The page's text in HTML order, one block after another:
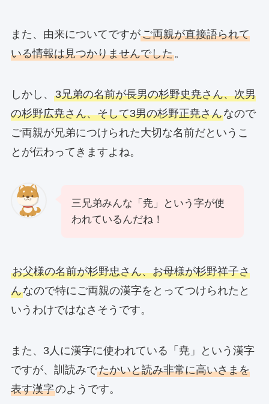
また、由来についてですがご両親が直接語られて
いる情報は見つかりませんでした。
しかし、 3兄弟の名前が長男の杉野史尭さん、次男
の杉野広尭さん、そして3男の杉野正尭さんなので
ご両親が兄弟につけられた大切な名前だというこ
とが伝わってきますよね。
三兄弟みんな「尭」という字が使
われているんだね！
お父様の名前が杉野忠さん、お母様が杉野祥子さ
んなので特にご両親の漢字をとってつけられたと
いうわけではなさそうです。
また、3人に漢字に使われている「尭」という漢字
ですが、訓読みでたかいと読み非常に高いさまを
表す漢字のようです。